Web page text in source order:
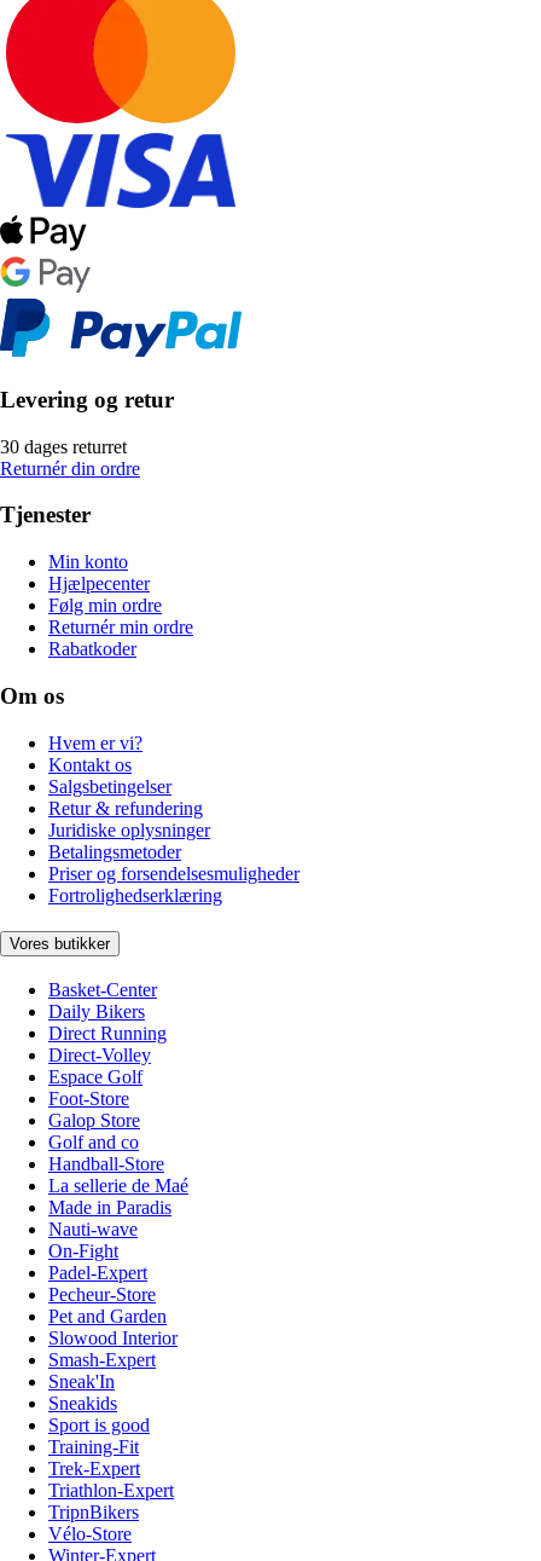
Levering og retur
30 dages returret
Returnér din ordre
Tjenester
Min konto
Hjælpecenter
Følg min ordre
Returnér min ordre
Rabatkoder
Om os
Hvem er vi?
Kontakt os
Salgsbetingelser
Retur & refundering
Juridiske oplysninger
Betalingsmetoder
Priser og forsendelsesmuligheder
Fortrolighedserklæring
Vores butikker
Basket-Center
Daily Bikers
Direct Running
Direct-Volley
Espace Golf
Foot-Store
Galop Store
Golf and co
Handball-Store
La sellerie de Maé
Made in Paradis
Nauti-wave
On-Fight
Padel-Expert
Pecheur-Store
Pet and Garden
Slowood Interior
Smash-Expert
Sneak'In
Sneakids
Sport is good
Training-Fit
Trek-Expert
Triathlon-Expert
TripnBikers
Vélo-Store
Winter-Expert